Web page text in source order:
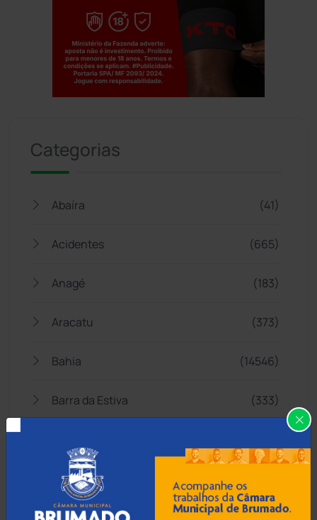
Categorias
Abaíra (41)
Acidentes (665)
Anagé (183)
Aracatu (373)
Bahia (14546)
Barra da Estiva (333)
Belo Campo